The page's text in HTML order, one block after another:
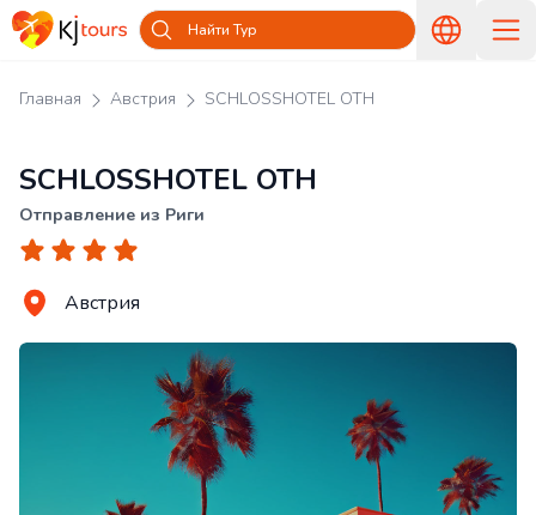
Найти Тур
Главная Австрия SCHLOSSHOTEL OTH
SCHLOSSHOTEL OTH
Отправление из Риги
Австрия